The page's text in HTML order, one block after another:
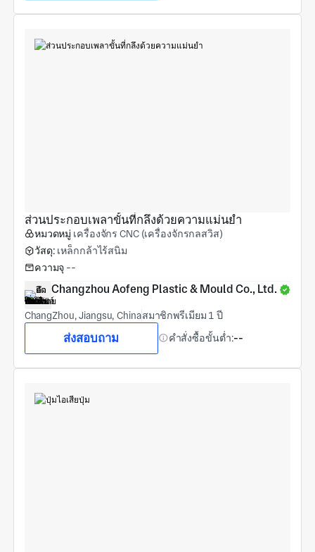
ส่วนประกอบเพลาขั้นที่กลึงด้วยความแม่นยำ
หมวดหมู่ เครื่องจักร CNC (เครื่องจักรกลสวิส)
วัสดุ: เหล็กกล้าไร้สนิม
ความจุ --
Changzhou Aofeng Plastic & Mould Co., Ltd.
ChangZhou, Jiangsu, Chinaสมาชิกพรีเมียม 1 ปี
ส่งสอบถาม คำสั่งซื้อขั้นต่ำ:--